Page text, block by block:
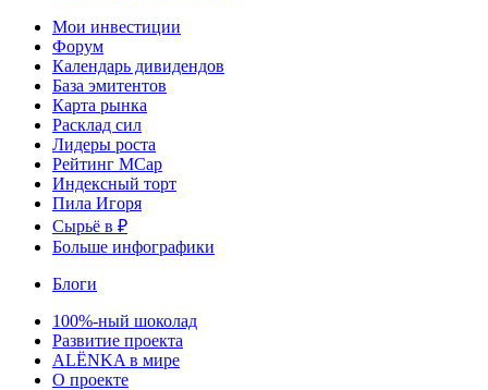
Мои инвестиции
Форум
Календарь дивидендов
База эмитентов
Карта рынка
Расклад сил
Лидеры роста
Рейтинг MCap
Индексный торт
Пила Игоря
Сырьё в ₽
Больше инфографики
Блоги
100%-ный шоколад
Развитие проекта
ALЁNKA в мире
О проекте